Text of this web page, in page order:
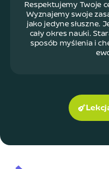
Respektujemy Twoje
Wyznajemy swoje
jako jedyne słuszne.
cały okres nauki.
sposób myślenia i